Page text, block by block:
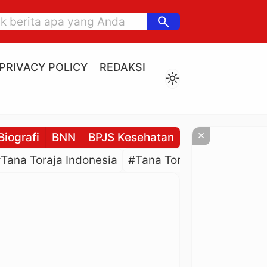
search
PRIVACY POLICY
REDAKSI
light_mode
BNN BPJS Kesehatan BPJS
Toraja Indonesia #Tana Toraja Culture
×